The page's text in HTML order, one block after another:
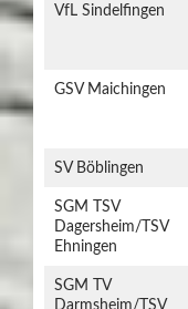
VfL Sindelfingen
GSV Maichingen
SV Böblingen
SGM TSV
Dagersheim/TSV
Ehningen
SGM TV
Darmsheim/TSV